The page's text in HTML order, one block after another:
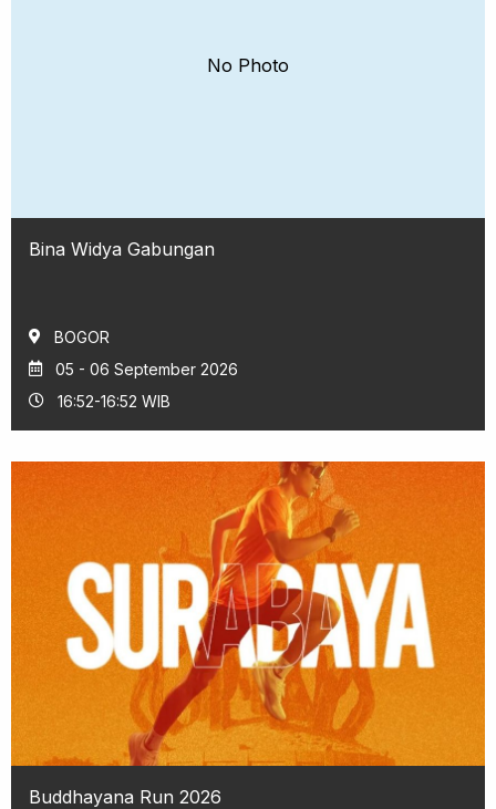
No Photo
Bina Widya Gabungan
BOGOR
05 - 06 September 2026
16:52-16:52 WIB
Buddhayana Run 2026